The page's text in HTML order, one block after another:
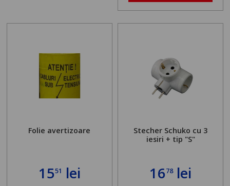
Folie avertizoare
1551 lei
Stecher Schuko cu 3
iesiri + tip "S"
1678lei